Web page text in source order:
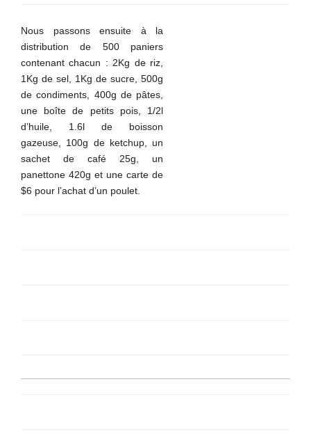
Nous passons ensuite à la
distribution de 500 paniers
contenant chacun : 2Kg de riz,
1Kg de sel, 1Kg de sucre, 500g
de condiments, 400g de pâtes,
une boîte de petits pois, 1/2l
d’huile, 1.6l de boisson
gazeuse, 100g de ketchup, un
sachet de café 25g, un
panettone 420g et une carte de
$6 pour l’achat d’un poulet.